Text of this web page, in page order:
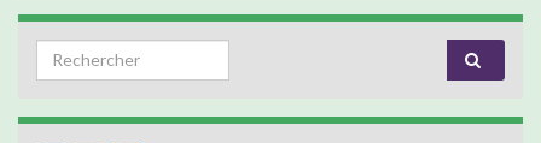
Search for: